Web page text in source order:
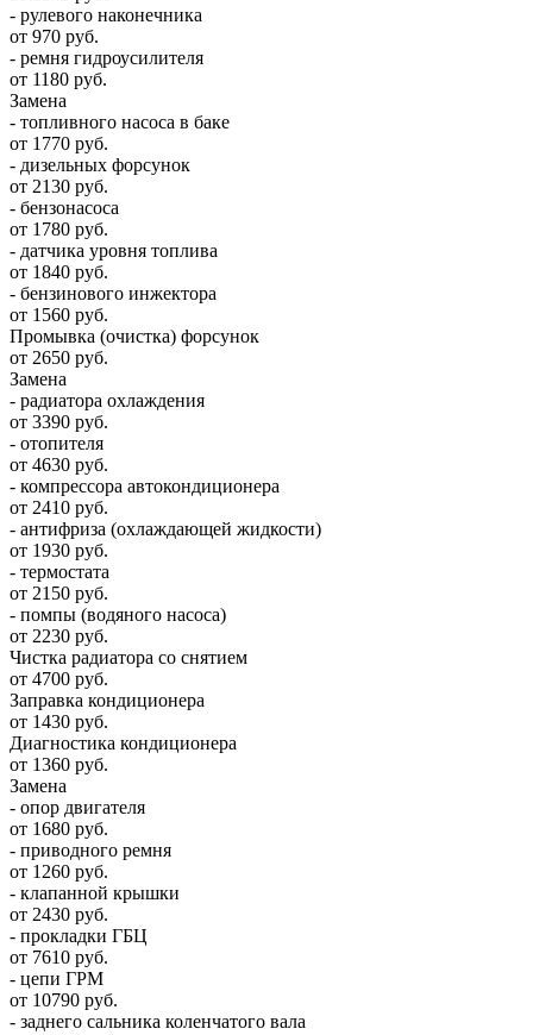
- рулевого наконечника
от 970 руб.
- ремня гидроусилителя
от 1180 руб.
Замена
- топливного насоса в баке
от 1770 руб.
- дизельных форсунок
от 2130 руб.
- бензонасоса
от 1780 руб.
- датчика уровня топлива
от 1840 руб.
- бензинового инжектора
от 1560 руб.
Промывка (очистка) форсунок
от 2650 руб.
Замена
- радиатора охлаждения
от 3390 руб.
- отопителя
от 4630 руб.
- компрессора автокондиционера
от 2410 руб.
- антифриза (охлаждающей жидкости)
от 1930 руб.
- термостата
от 2150 руб.
- помпы (водяного насоса)
от 2230 руб.
Чистка радиатора со снятием
от 4700 руб.
Заправка кондиционера
от 1430 руб.
Диагностика кондиционера
от 1360 руб.
Замена
- опор двигателя
от 1680 руб.
- приводного ремня
от 1260 руб.
- клапанной крышки
от 2430 руб.
- прокладки ГБЦ
от 7610 руб.
- цепи ГРМ
от 10790 руб.
- заднего сальника коленчатого вала